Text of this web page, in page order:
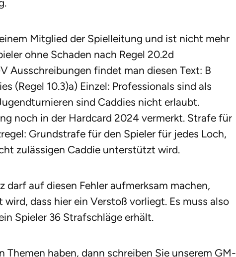
Mitglied der Spielleitung und ist nicht mehr
ohne Schaden nach Regel 20.2d
Ausschreibungen findet man diesen Text: B
(Regel 10.3)a) Einzel: Professionals sind als
sind Caddies nicht erlaubt.
noch in der Hardcard 2024 vermerkt. Strafe für
Grundstrafe für den Spieler für jedes Loch,
zulässigen Caddie unterstützt wird.
darf auf diesen Fehler aufmerksam machen,
dass hier ein Verstoß vorliegt. Es muss also
Spieler 36 Strafschläge erhält.
Themen haben, dann schreiben Sie unserem GM-